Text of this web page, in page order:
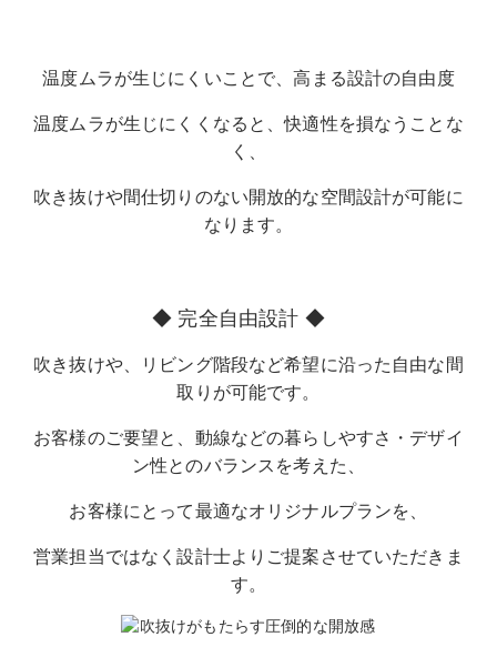
温度ムラが生じにくいことで、高まる設計の自由度
温度ムラが生じにくくなると、快適性を損なうことな
く、
吹き抜けや間仕切りのない開放的な空間設計が可能に
なります。
◆ 完全自由設計 ◆
吹き抜けや、リビング階段など希望に沿った自由な間
取りが可能です。
お客様のご要望と、動線などの暮らしやすさ・デザイ
ン性とのバランスを考えた、
お客様にとって最適なオリジナルプランを、
営業担当ではなく設計士よりご提案させていただきま
す。